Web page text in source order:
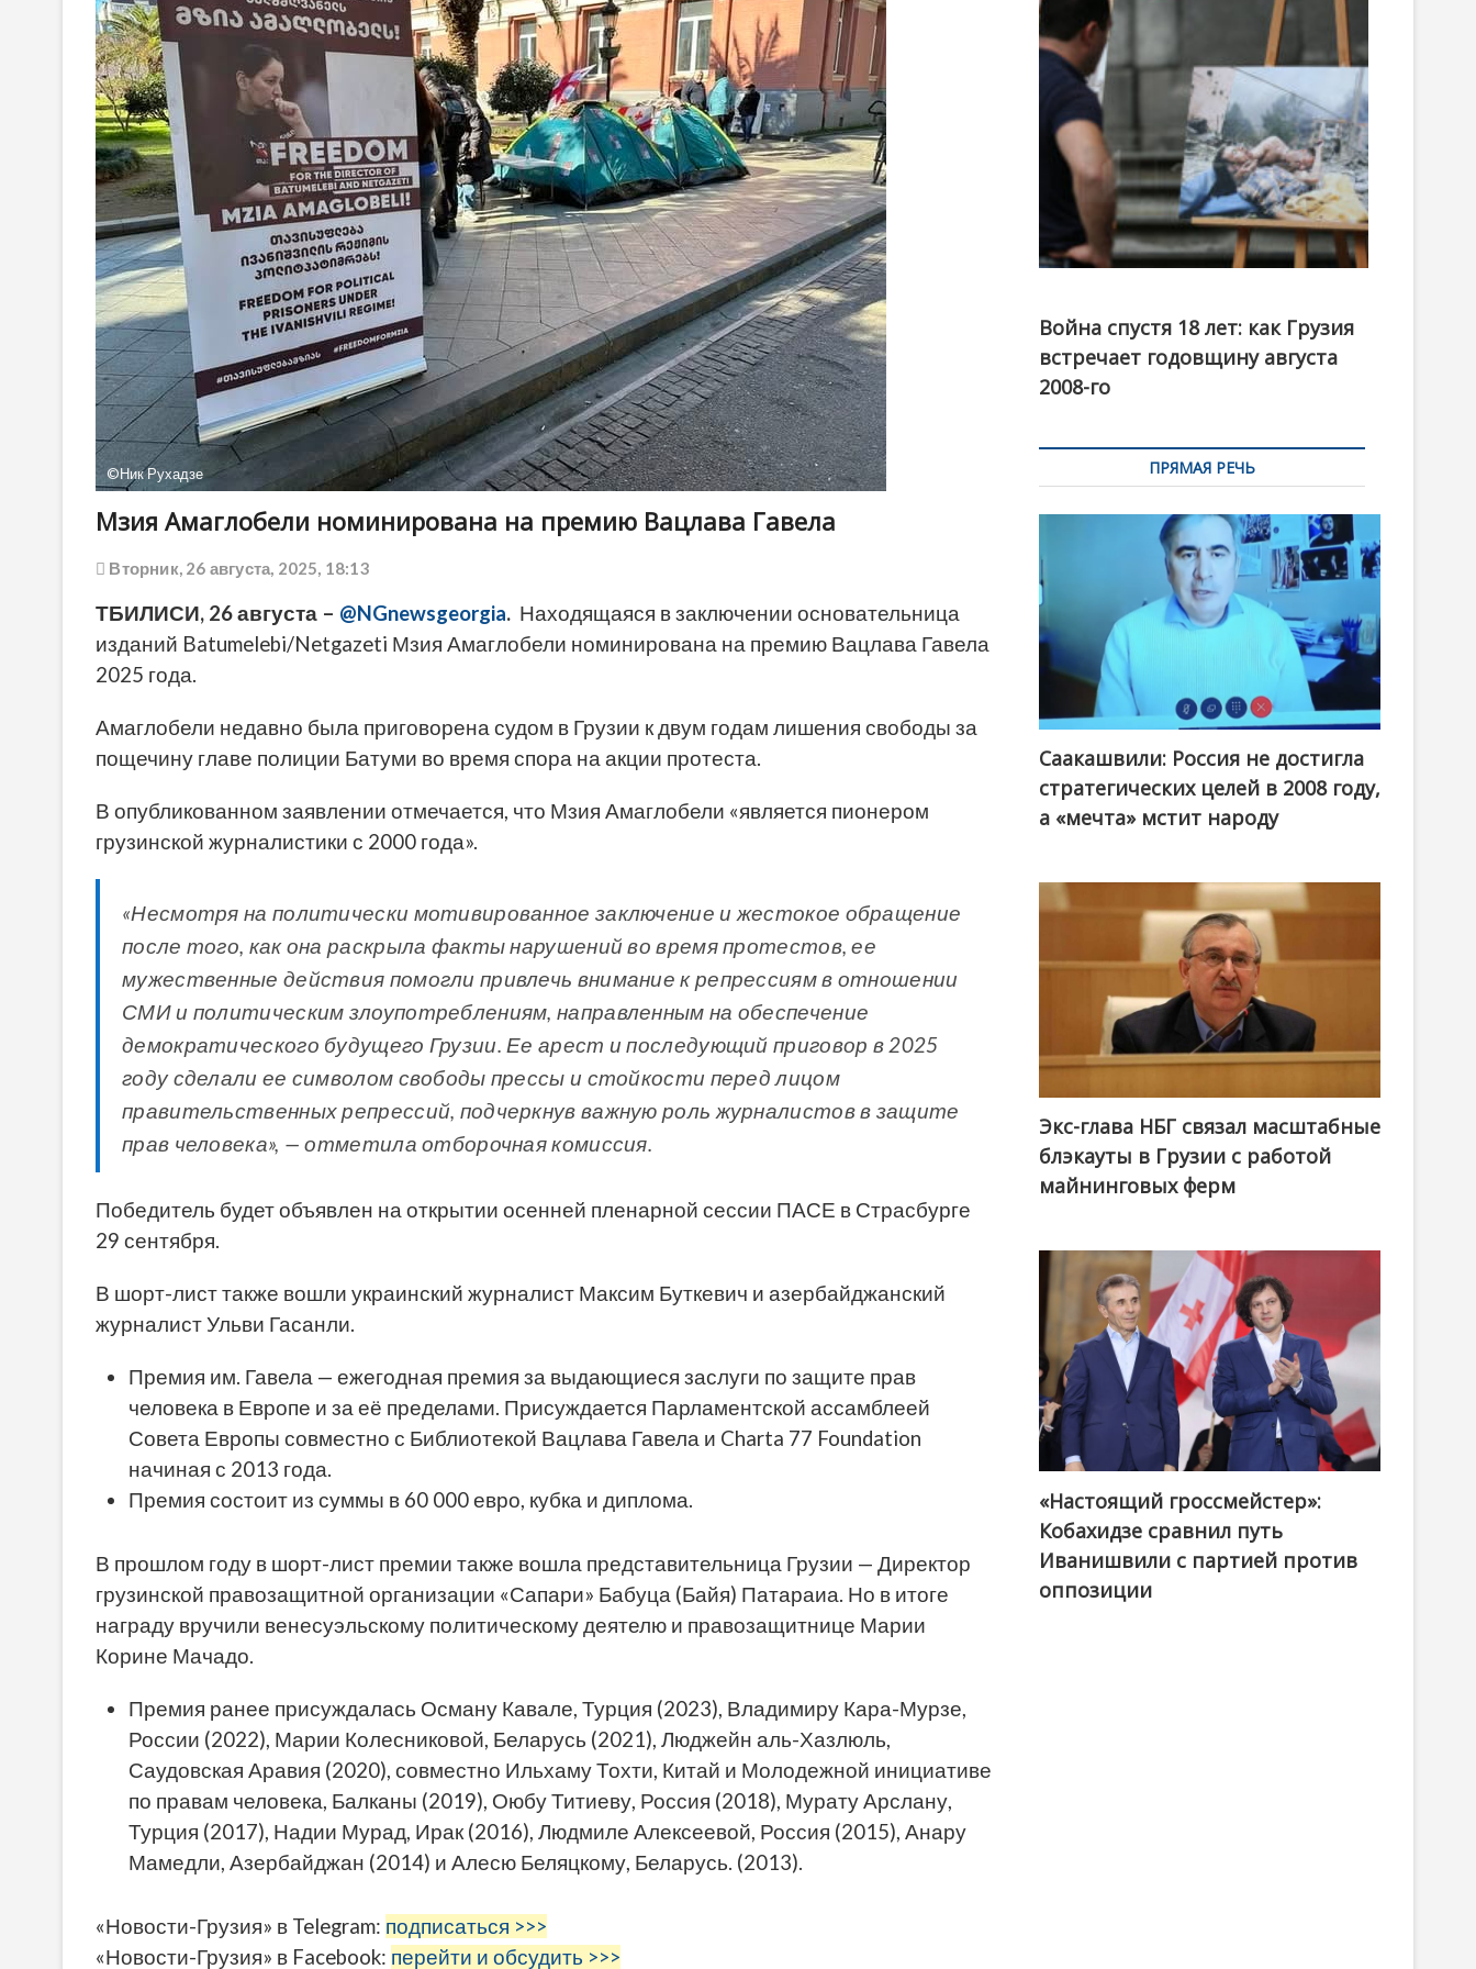
o
n
©Ник Рухадзе
Мзия Амаглобели номинирована на премию Вацлава Гавела
Вторник, 26 августа, 2025, 18:13
ТБИЛИСИ, 26 августа – @NGnewsgeorgia. Находящаяся в заключении основательница
изданий Batumelebi/Netgazeti Мзия Амаглобели номинирована на премию Вацлава Гавела
2025 года.
Амаглобели недавно была приговорена судом в Грузии к двум годам лишения свободы за
пощечину главе полиции Батуми во время спора на акции протеста.
В опубликованном заявлении отмечается, что Мзия Амаглобели «является пионером
грузинской журналистики с 2000 года».
«Несмотря на политически мотивированное заключение и жестокое обращение
после того, как она раскрыла факты нарушений во время протестов, ее
мужественные действия помогли привлечь внимание к репрессиям в отношении
СМИ и политическим злоупотреблениям, направленным на обеспечение
демократического будущего Грузии. Ее арест и последующий приговор в 2025
году сделали ее символом свободы прессы и стойкости перед лицом
правительственных репрессий, подчеркнув важную роль журналистов в защите
прав человека», — отметила отборочная комиссия.
Победитель будет объявлен на открытии осенней пленарной сессии ПАСЕ в Страсбурге
29 сентября.
В шорт-лист также вошли украинский журналист Максим Буткевич и азербайджанский
журналист Ульви Гасанли.
Премия им. Гавела — ежегодная премия за выдающиеся заслуги по защите прав
человека в Европе и за её пределами. Присуждается Парламентской ассамблеей
Совета Европы совместно с Библиотекой Вацлава Гавела и Charta 77 Foundation
начиная с 2013 года.
Премия состоит из суммы в 60 000 евро, кубка и диплома.
В прошлом году в шорт-лист премии также вошла представительница Грузии — Директор
грузинской правозащитной организации «Сапари» Бабуца (Байя) Патараиа. Но в итоге
награду вручили венесуэльскому политическому деятелю и правозащитнице Марии
Корине Мачадо.
Премия ранее присуждалась Осману Кавале, Турция (2023), Владимиру Кара-Мурзе,
России (2022), Марии Колесниковой, Беларусь (2021), Люджейн аль-Хазлюль,
Саудовская Аравия (2020), совместно Ильхаму Тохти, Китай и Молодежной инициативе
по правам человека, Балканы (2019), Оюбу Титиеву, Россия (2018), Мурату Арслану,
Турция (2017), Надии Мурад, Ирак (2016), Людмиле Алексеевой, Россия (2015), Анару
Мамедли, Азербайджан (2014) и Алесю Беляцкому, Беларусь. (2013).
«Новости-Грузия» в Telegram: подписаться >>>
«Новости-Грузия» в Facebook: перейти и обсудить >>>
канал
Война спустя 18 лет: как Грузия
встречает годовщину августа
2008-го
ПРЯМАЯ РЕЧЬ
Саакашвили: Россия не достигла
стратегических целей в 2008 году,
а «мечта» мстит народу
Экс-глава НБГ связал масштабные
блэкауты в Грузии с работой
майнинговых ферм
@ქართული ოცნება / Georgian Dream
«Настоящий гроссмейстер»:
Кобахидзе сравнил путь
Иванишвили с партией против
оппозиции